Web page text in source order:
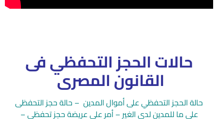
حالات الحجز التحفظي فى
القانون المصرى
حالة الحجز التحفظي على أموال المدين – حالة حجز التحفظى
على ما للمدين لدى الغير – أمر على عريضة حجز تحفظي –